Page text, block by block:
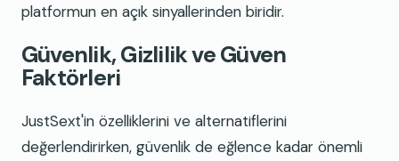
platformun en açık sinyallerinden biridir.
Güvenlik, Gizlilik ve Güven
Faktörleri
JustSext'in özelliklerini ve alternatiflerini
değerlendirirken, güvenlik de eğlence kadar önemli